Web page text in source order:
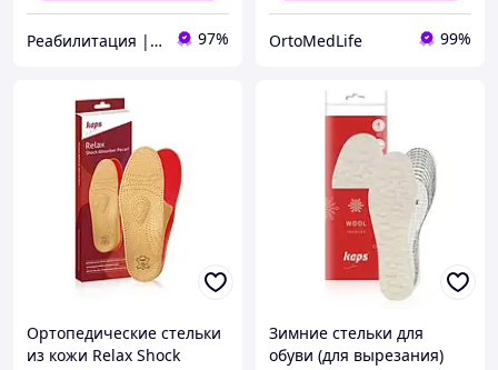
Реабилитация | Ортопедия | Товары для здоровья 97% OrtoMedLife 99%
Ортопедические стельки
из кожи Relax Shock
Зимние стельки для
обуви (для вырезания)